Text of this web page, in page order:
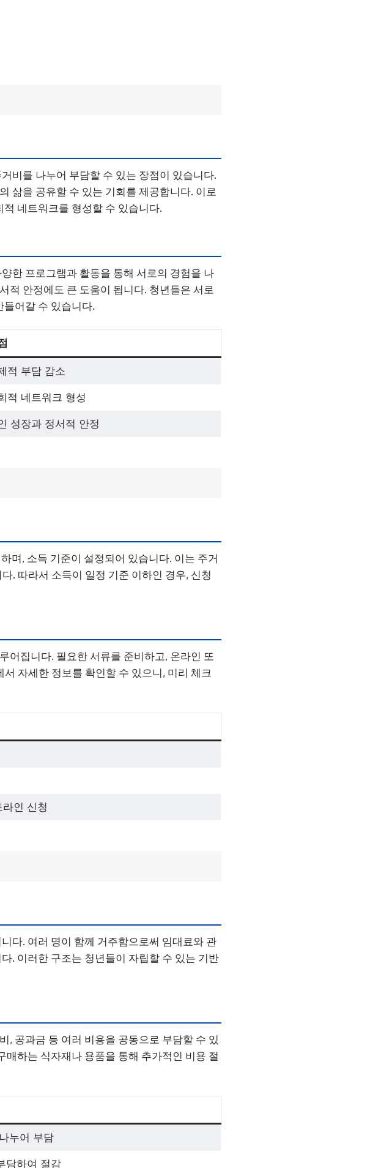
비를 나누어 부담할 수 있는 장점이 있습니다.
삶을 공유할 수 있는 기회를 제공합니다. 이로
네트워크를 형성할 수 있습니다.
한 프로그램과 활동을 통해 서로의 경험을 나
적 안정에도 큰 도움이 됩니다. 청년들은 서로
어갈 수 있습니다.
적 부담 감소
적 네트워크 형성
성장과 정서적 안정
며, 소득 기준이 설정되어 있습니다. 이는 주거
. 따라서 소득이 일정 기준 이하인 경우, 신청
어집니다. 필요한 서류를 준비하고, 온라인 또
자세한 정보를 확인할 수 있으니, 미리 체크
인 신청
다. 여러 명이 함께 거주함으로써 임대료와 관
. 이러한 구조는 청년들이 자립할 수 있는 기반
, 공과금 등 여러 비용을 공동으로 부담할 수 있
하는 식자재나 용품을 통해 추가적인 비용 절
누어 부담
담하여 절감